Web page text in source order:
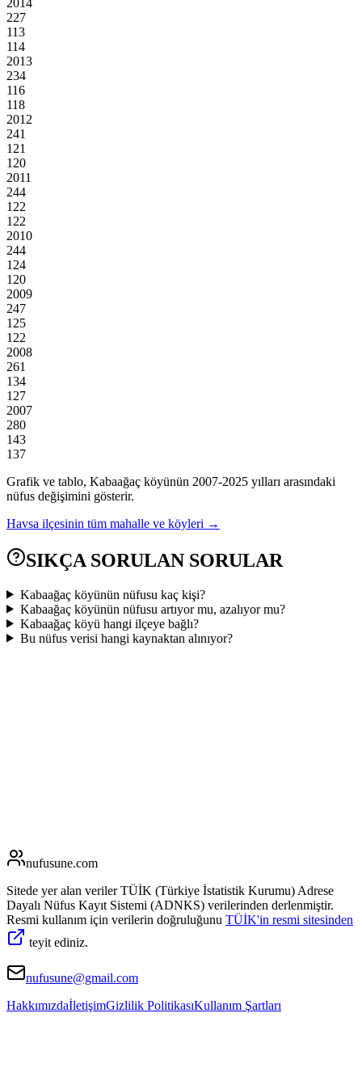
227
113
114
2013
234
116
118
2012
241
121
120
2011
244
122
122
2010
244
124
120
2009
247
125
122
2008
261
134
127
2007
280
143
137
Grafik ve tablo, Kabaağaç köyünün 2007-2025 yılları arasındaki
nüfus değişimini gösterir.
Havsa ilçesinin tüm mahalle ve köyleri →
SIKÇA SORULAN SORULAR
Kabaağaç köyünün nüfusu kaç kişi?
Kabaağaç köyünün nüfusu artıyor mu, azalıyor mu?
Kabaağaç köyü hangi ilçeye bağlı?
Bu nüfus verisi hangi kaynaktan alınıyor?
nufusune.com
Sitede yer alan veriler TÜİK (Türkiye İstatistik Kurumu) Adrese
Dayalı Nüfus Kayıt Sistemi (ADNKS) verilerinden derlenmiştir.
Resmi kullanım için verilerin doğruluğunu TÜİK'in resmi sitesinden
teyit ediniz.
nufusune@gmail.com
HakkımızdaİletişimGizlilik PolitikasıKullanım Şartları